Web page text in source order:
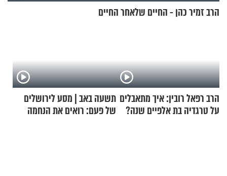
הרב זמיר כהן - החיים שלאחר החיים
הרב רפאל רובין: איך מתאבלים
על טרגדיה בת אלפיים שנה?
תשעה באב | מסע לירושלים
של פעם: רואים את הנחמה